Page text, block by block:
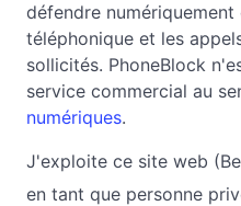
défendre
téléphonique et les
sollicités. PhoneBlock
service commercial au
numériques.
J'exploite ce site web
en tant que personne